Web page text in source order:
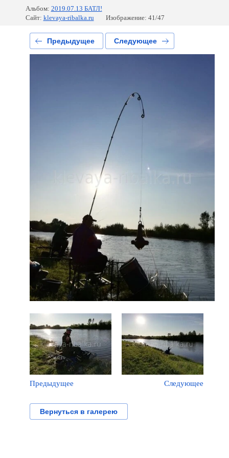
Альбом: 2019.07.13 БАТЛ!
Сайт: klevaya-ribalka.ru Изображение: 41/47
Предыдущее Следующее
Предыдущее Следующее
Вернуться в галерею